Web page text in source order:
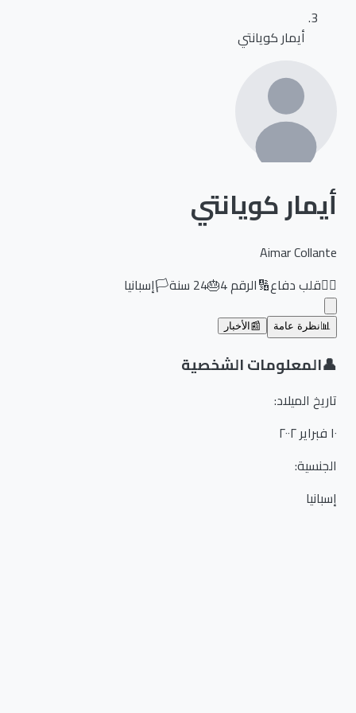
أيمار كويانتي
أيمار كويانتي
Aimar Collante
قلب دفاع🔢الرقم4
🎂
24سنة🏳️إسبانيا
نظرة عامة 📰 الأخبار
المعلومات الشخصية
تاريخ الميلاد:
الجنسية:
إسبانيا